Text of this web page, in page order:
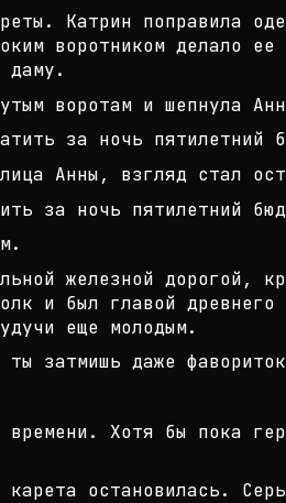
Катрин поправила од
воротником делало
даму.
воротам и шепнула Ан
за ночь пятилетний
Анны, взгляд стал ос
за ночь пятилетний бю
железной дорогой, к
лк и был главой
еще молодым.
затмишь даже фаворито
времени. Хотя бы пока ге
остановилась. Сер